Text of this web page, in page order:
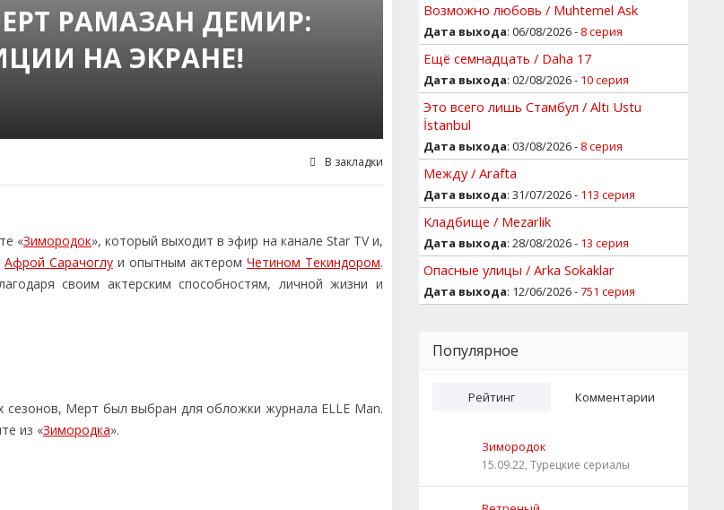
РАМАЗАН ДЕМИР:
НА ЭКРАНЕ!
В закладки
«Зимородок», который выходит в эфир на канале Star TV и,
Афрой Сарачоглу и опытным актером Четином Текиндором.
своим актерским способностям, личной жизни и
Мерт был выбран для обложки журнала ELLE Man.
из «Зимородка».
Возможно любовь / Muhtemel Ask
Дата выхода: 06/08/2026 - 8 серия
Ещё семнадцать / Daha 17
Дата выхода: 02/08/2026 - 10 серия
Это всего лишь Стамбул / Altı Ustu
İstanbul
Дата выхода: 03/08/2026 - 8 серия
Между / Arafta
Дата выхода: 31/07/2026 - 113 серия
Кладбище / Mezarlik
Дата выхода: 28/08/2026 - 13 серия
Опасные улицы / Arka Sokaklar
Дата выхода: 12/06/2026 -751 серия
Популярное
Рейтинг Комментарии
Зимородок
15.09.22, Турецкие сериалы